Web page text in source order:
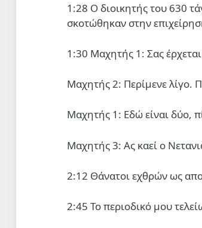
1:28 Ο διοικητής του 630
σκοτώθηκαν στην
1:30 Μαχητής 1: Σας
Μαχητής 2: Περίμενε λίγο.
Μαχητής 1: Εδώ είναι δύο,
Μαχητής 3: Ας καεί ο
2:12 Θάνατοι εχθρών ως
2:45 Το περιοδικό μου